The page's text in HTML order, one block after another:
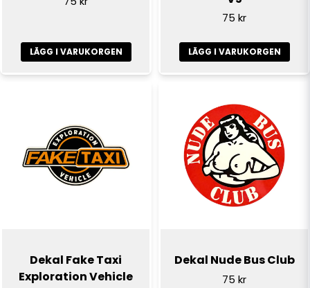
LÄGG I VARUKORGEN
75 kr
LÄGG I VARUKORGEN
Dekal Fake Taxi
Exploration Vehicle
Dekal Nude Bus Club
75 kr